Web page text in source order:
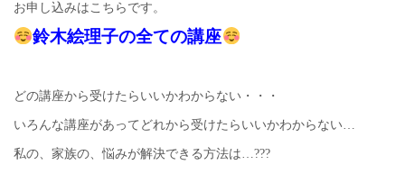
お申し込みはこちらです。
鈴木絵理子の全ての講座
どの講座から受けたらいいかわからない・・・
いろんな講座があってどれから受けたらいいかわからない…
私の、家族の、悩みが解決できる方法は…???